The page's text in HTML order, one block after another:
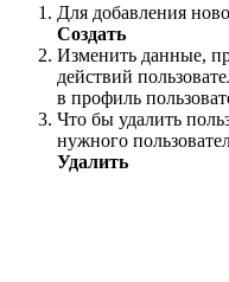
Для добавления
Создать
Изменить данные,
действий
в профиль
Что бы удалить
нужного
Удалить